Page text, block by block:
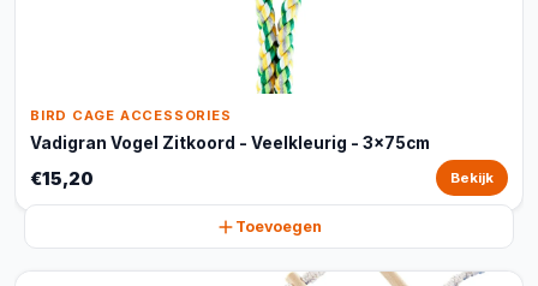
BIRD CAGE ACCESSORIES
Vadigran Vogel Zitkoord - Veelkleurig - 3x75cm
€15,20 Bekijk
Toevoegen